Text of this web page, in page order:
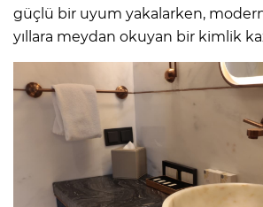
güçlü bir uyum yakalarken,
yıllara meydan okuyan bir kimlik